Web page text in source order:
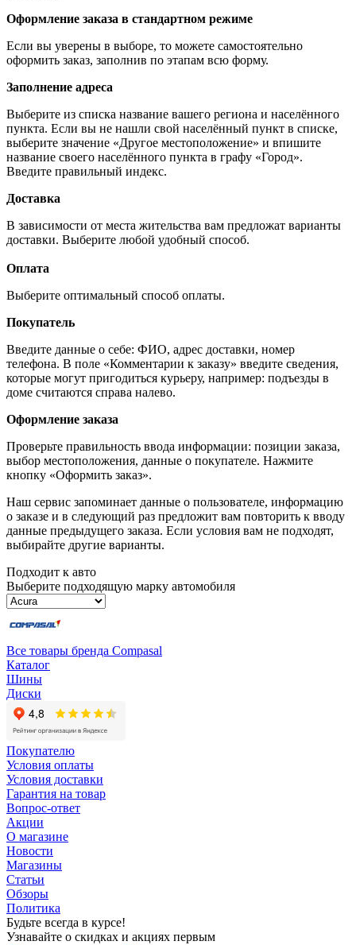
Оформление заказа в стандартном режиме
Если вы уверены в выборе, то можете самостоятельно
оформить заказ, заполнив по этапам всю форму.
Заполнение адреса
Выберите из списка название вашего региона и населённого
пункта. Если вы не нашли свой населённый пункт в списке,
выберите значение «Другое местоположение» и впишите
название своего населённого пункта в графу «Город».
Введите правильный индекс.
Доставка
В зависимости от места жительства вам предложат варианты
доставки. Выберите любой удобный способ.
Оплата
Выберите оптимальный способ оплаты.
Покупатель
Введите данные о себе: ФИО, адрес доставки, номер
телефона. В поле «Комментарии к заказу» введите сведения,
которые могут пригодиться курьеру, например: подъезды в
доме считаются справа налево.
Оформление заказа
Проверьте правильность ввода информации: позиции заказа,
выбор местоположения, данные о покупателе. Нажмите
кнопку «Оформить заказ».
Наш сервис запоминает данные о пользователе, информацию
о заказе и в следующий раз предложит вам повторить к вводу
данные предыдущего заказа. Если условия вам не подходят,
выбирайте другие варианты.
Подходит к авто
Выберите подходящую марку автомобиля
Все товары бренда Compasal
Каталог
Шины
Диски
Покупателю
Условия оплаты
Условия доставки
Гарантия на товар
Вопрос-ответ
Акции
О магазине
Новости
Магазины
Статьи
Обзоры
Политика
Будьте всегда в курсе!
Узнавайте о скидках и акциях первым